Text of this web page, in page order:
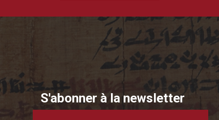
S'abonner à la newsletter